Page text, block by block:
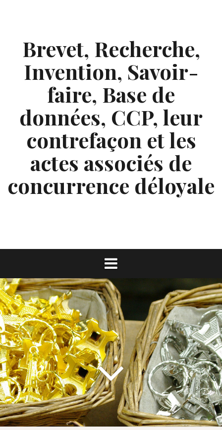
Brevet, Recherche,
Invention, Savoir-
faire, Base de
données, CCP, leur
contrefaçon et les
actes associés de
concurrence déloyale